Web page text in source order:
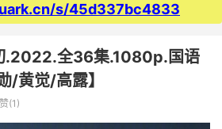
s/45d337bc4833
.2022.全36集.1080p.国语
/黄觉/高露】
赞(1 )